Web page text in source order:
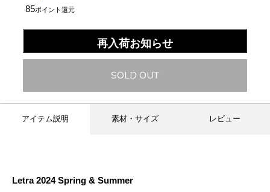
85
再入荷お知らせ
SOLD OUT
アイテム説明 素材・サイズ レビュー
Letra 2024 Spring & Summer